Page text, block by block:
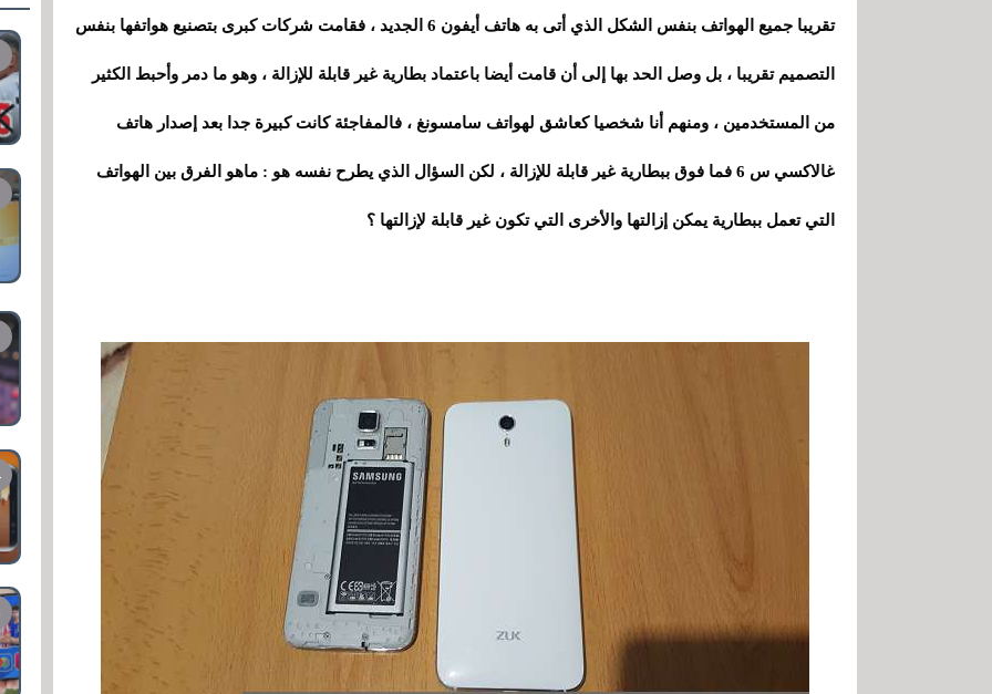
تقريبا جميع الهواتف بنفس الشكل الذي أتى به هاتف أيفون 6 الجديد ، فقامت شركات كبرى بتصنيع هواتفها بنفس
التصميم تقريبا ، بل وصل الحد بها إلى أن قامت أيضا باعتماد بطارية غير قابلة للإزالة ، وهو ما دمر وأحبط لكثير
من المستخدمين ، ومنهم أنا شخصيا كعاشق لهواتف سامسونغ ، فالمفاجئة كانت كبيرة جدا بعد إصدار هاتف
غالاكسي س 6 فما فوق ببطارية غير قابلة للإزالة ، لكن السؤال الذي يطرح نفسه هو : ماهو الفرق بين الهواتف
التي تعمل ببطارية يمكن إزالتها والأخرى التي تكون غير قابلة لإزالتها ؟